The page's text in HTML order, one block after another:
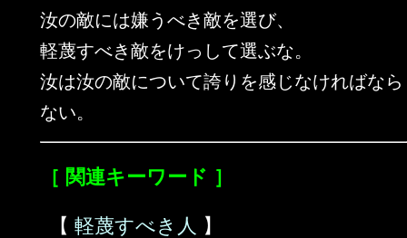
汝の敵には嫌うべき敵を選び、
軽蔑すべき敵をけっして選ぶな。
汝は汝の敵について誇りを感じなければなら
ない。
［ 関連キーワード ］
【 軽蔑すべき人 】